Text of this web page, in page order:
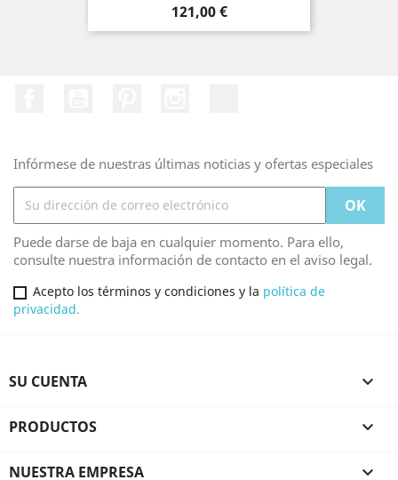
Precio
121,00 €
Infórmese de nuestras últimas noticias y ofertas especiales
Puede darse de baja en cualquier momento. Para ello,
consulte nuestra información de contacto en el aviso legal.
Acepto los términos y condiciones y la política de
privacidad.
SU CUENTA 
PRODUCTOS 
NUESTRA EMPRESA 